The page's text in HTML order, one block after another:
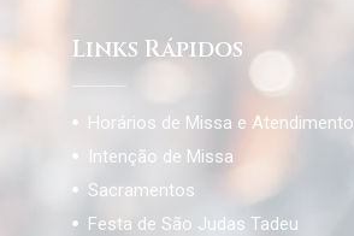
Links Rápidos
Horários de Missa e Atendimento
Intenção de Missa
Sacramentos
Festa de São Judas Tadeu